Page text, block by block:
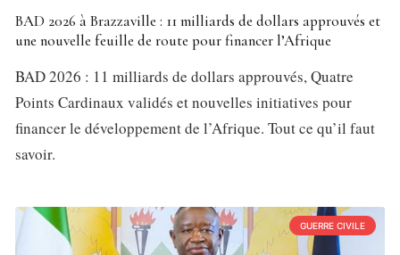
BAD 2026 à Brazzaville : 11 milliards de dollars approuvés et
une nouvelle feuille de route pour financer l’Afrique
BAD 2026 : 11 milliards de dollars approuvés, Quatre
Points Cardinaux validés et nouvelles initiatives pour
financer le développement de l’Afrique. Tout ce qu’il faut
savoir.
GUERRE CIVILE